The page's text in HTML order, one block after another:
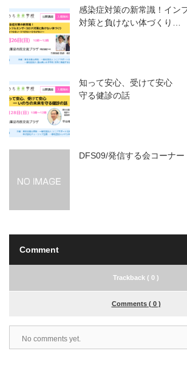
感染症対策の新常識！イン
対策と負けない体づくり…
知って安心、受けて安心
守る健診の話
DFS09/発信する会コーナー
Comment
Trackback ( 0 )
Comments ( 0 )
No comments yet.